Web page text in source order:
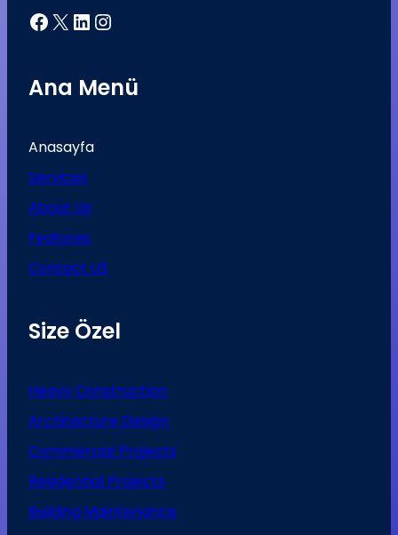
Facebook X LinkedIn Instagram
Ana Menü
Anasayfa
Services
About Us
Features
Contact US
Size Özel
Heavy Construction
Architecture Design
Commercial Projects
Residential Projects
Building Maintenance